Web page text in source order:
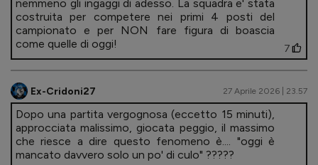
nemmeno gli ingaggi di adesso. La squadra e' stata
costruita per competere nei primi 4 posti del
campionato e per NON fare figura di boascia
come quelle di oggi!
7
Ex-Cridoni27 27 Aprile 2026 | 23.57
Dopo una partita vergognosa (eccetto 15 minuti),
approcciata malissimo, giocata peggio, il massimo
che riesce a dire questo fenomeno è.... "oggi è
mancato davvero solo un po' di culo" ?????